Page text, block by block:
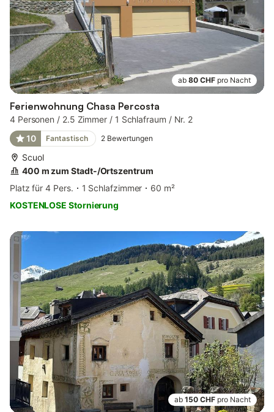
ab 80 CHF pro Nacht
Ferienwohnung Chasa Percosta
4 Personen / 2.5 Zimmer / 1 Schlafraum / Nr. 2
10
Fantastisch 2 Bewertungen
Scuol
400 m zum Stadt-/Ortszentrum
Platz für 4 Pers.
1 Schlafzimmer
60 m²
KOSTENLOSE Stornierung
ab 150 CHF pro Nacht